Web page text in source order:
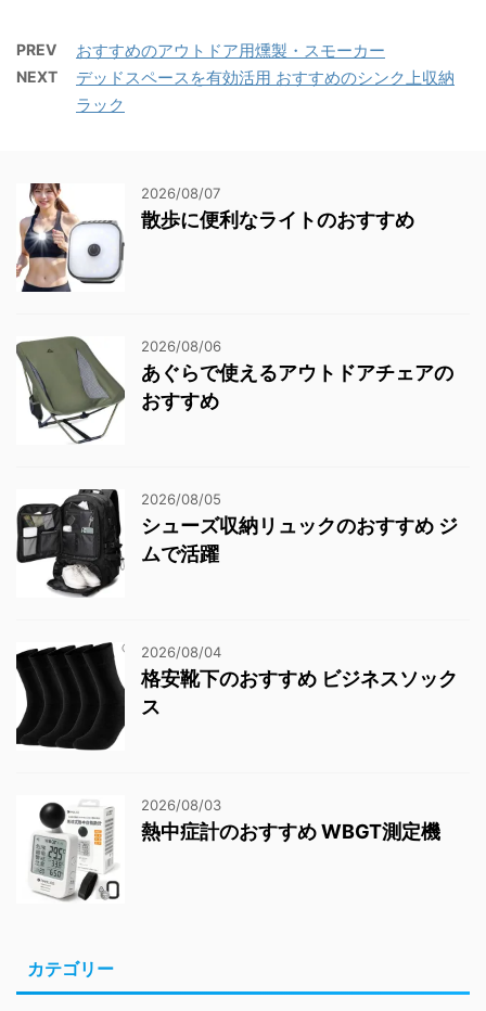
PREV おすすめのアウトドア用燻製・スモーカー
NEXT
デッドスペースを有効活用 おすすめのシンク上収納
ラック
2026/08/07
散歩に便利なライトのおすすめ
2026/08/06
あぐらで使えるアウトドアチェアの
おすすめ
2026/08/05
シューズ収納リュックのおすすめ ジ
ムで活躍
2026/08/04
格安靴下のおすすめ ビジネスソック
ス
2026/08/03
熱中症計のおすすめ WBGT測定機
カテゴリー